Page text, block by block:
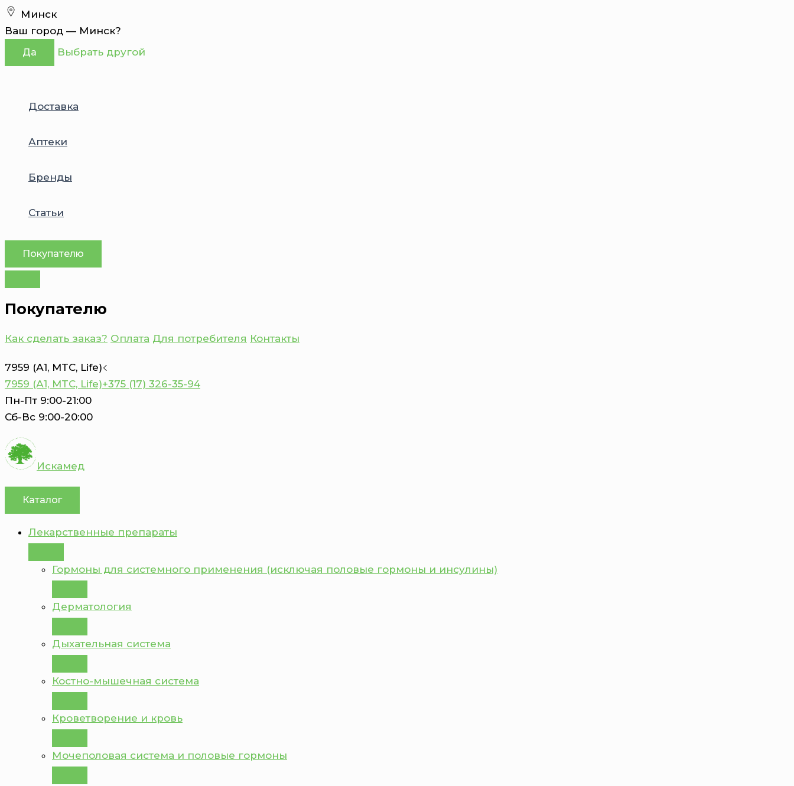
Перейти
к
содержимому
Минск
Ваш город — Минск?
Да Выбрать другой
Доставка
Аптеки
Бренды
Статьи
Покупателю
Покупателю
Как сделать заказ? Оплата Для потребителя Контакты
7959 (А1, MTC, Life)
7959 (А1, MTC, Life)+375 (17) 326-35-94
Пн-Пт 9:00-21:00
Сб-Вс 9:00-20:00
Искамед
Каталог
Лекарственные препараты
Гормоны для системного применения (исключая половые гормоны и инсулины)
Дерматология
Дыхательная система
Костно-мышечная система
Кроветворение и кровь
Мочеполовая система и половые гормоны